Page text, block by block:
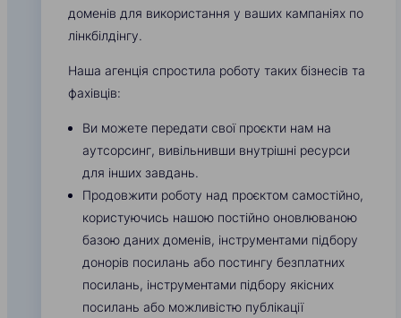
доменів для використання у ваших кампаніях по
лінкбілдінгу.
Наша агенція спростила роботу таких бізнесів та
фахівців:
Ви можете передати свої проєкти нам на
аутсорсинг, вивільнивши внутрішні ресурси
для інших завдань.
Продовжити роботу над проєктом самостійно,
користуючись нашою постійно оновлюваною
базою даних доменів, інструментами підбору
донорів посилань або постингу безплатних
посилань, інструментами підбору якісних
посилань або можливістю публікації